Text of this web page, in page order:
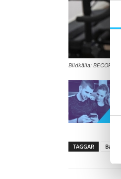
Bildkälla: BECORE
TAGGAR Barre